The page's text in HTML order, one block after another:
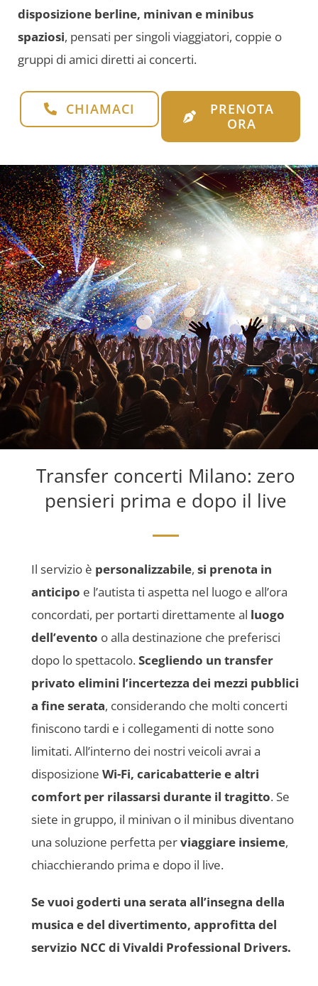
disposizione berline, minivan e minibus
spaziosi, pensati per singoli viaggiatori, coppie o
gruppi di amici diretti ai concerti.
CHIAMACI
PRENOTA
ORA
Transfer concerti Milano: zero
pensieri prima e dopo il live
Il servizio è personalizzabile, si prenota in
anticipo e l’autista ti aspetta nel luogo e all’ora
concordati, per portarti direttamente al luogo
dell’evento o alla destinazione che preferisci
dopo lo spettacolo.Scegliendo un transfer
privato elimini l’incertezza dei mezzi pubblici
a fine serata, considerando che molti concerti
finiscono tardi e i collegamenti di notte sono
limitati. All’interno dei nostri veicoli avrai a
disposizione Wi-Fi, caricabatterie e altri
comfort per rilassarsi durante il tragitto. Se
siete in gruppo, il minivan o il minibus diventano
una soluzione perfetta perviaggiare insieme,
chiacchierando prima e dopo il live.
Se vuoi goderti una serata all’insegna della
musica e del divertimento, approfitta del
servizio NCC di Vivaldi Professional Drivers.